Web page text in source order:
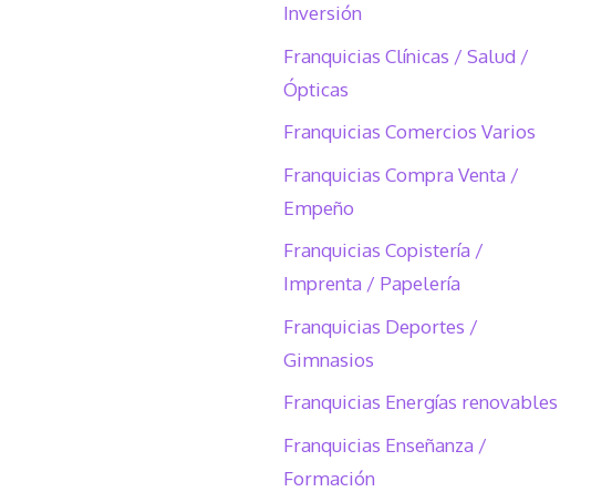
Inversión
Franquicias Clínicas / Salud /
Ópticas
Franquicias Comercios Varios
Franquicias Compra Venta /
Empeño
Franquicias Copistería /
Imprenta / Papelería
Franquicias Deportes /
Gimnasios
Franquicias Energías renovables
Franquicias Enseñanza /
Formación